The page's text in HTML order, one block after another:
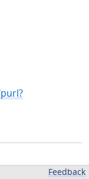
Feedback